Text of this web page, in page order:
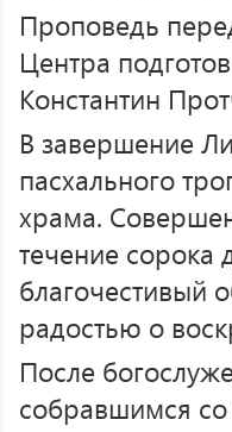
Проповедь
Центра
Константин
В завершение
пасхального
храма.
течение сорока
благочестивый
радостью о
После
собравшимся со